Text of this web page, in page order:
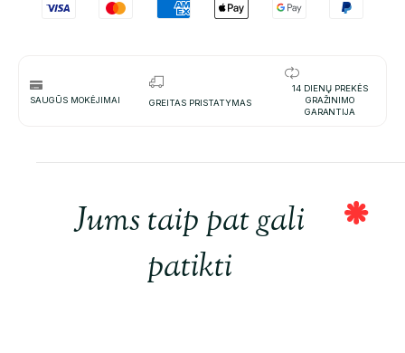
SAUGŪS MOKĖJIMAI GREITAS PRISTATYMAS
14 DIENŲ PREKĖS
GRAŽINIMO
GARANTIJA
Jums taip pat gali
patikti